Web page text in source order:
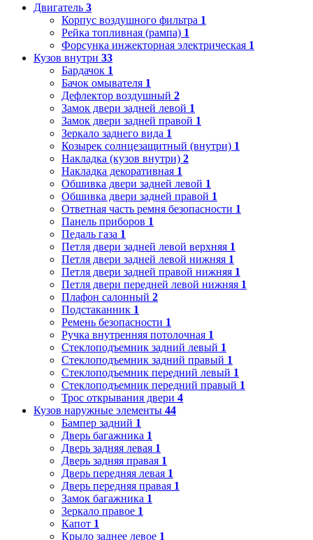
Двигатель 3
Корпус воздушного фильтра 1
Рейка топливная (рампа) 1
Форсунка инжекторная электрическая 1
Кузов внутри 33
Бардачок 1
Бачок омывателя 1
Дефлектор воздушный 2
Замок двери задней левой 1
Замок двери задней правой 1
Зеркало заднего вида 1
Козырек солнцезащитный (внутри) 1
Накладка (кузов внутри) 2
Накладка декоративная 1
Обшивка двери задней левой 1
Обшивка двери задней правой 1
Ответная часть ремня безопасности 1
Панель приборов 1
Педаль газа 1
Петля двери задней левой верхняя 1
Петля двери задней левой нижняя 1
Петля двери задней правой нижняя 1
Петля двери передней левой нижняя 1
Плафон салонный 2
Подстаканник 1
Ремень безопасности 1
Ручка внутренняя потолочная 1
Стеклоподъемник задний левый 1
Стеклоподъемник задний правый 1
Стеклоподъемник передний левый 1
Стеклоподъемник передний правый 1
Трос открывания двери 4
Кузов наружные элементы 44
Бампер задний 1
Дверь багажника 1
Дверь задняя левая 1
Дверь задняя правая 1
Дверь передняя левая 1
Дверь передняя правая 1
Замок багажника 1
Зеркало правое 1
Капот 1
Крыло заднее левое 1